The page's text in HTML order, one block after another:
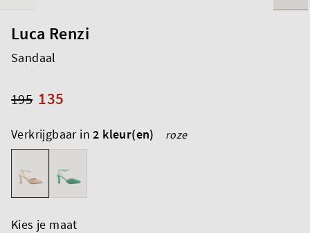
Luca Renzi
Sandaal
135
195
Verkrijgbaar in2 kleur(en) roze
Kies je maat